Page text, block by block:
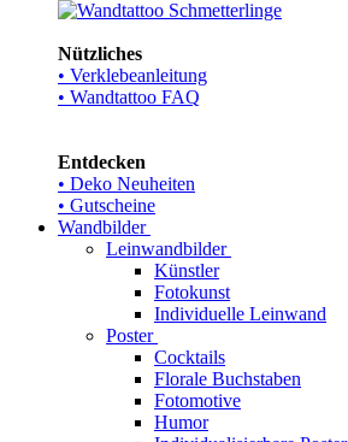
Nützliches
• Verklebeanleitung
• Wandtattoo FAQ
Entdecken
• Deko Neuheiten
• Gutscheine
Wandbilder
Leinwandbilder
Künstler
Fotokunst
Individuelle Leinwand
Poster
Cocktails
Florale Buchstaben
Fotomotive
Humor